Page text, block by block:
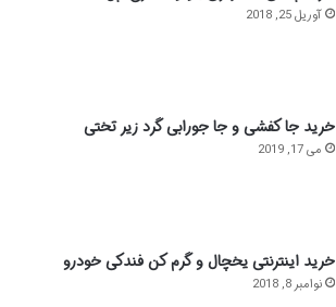
آوریل 25, 2018
خرید جا کفشی و جا جورابی گرد زیر تختی
می 17, 2019
خرید اینترنتی یخچال و گرم کن فندکی خودرو
نوامبر 8, 2018